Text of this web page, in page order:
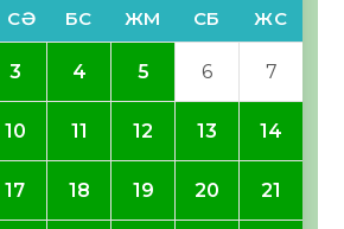
СӘ БС ЖМ СБ ЖС
3 4 5 6 7
10 11 12 13 14
17 18 19 20 21